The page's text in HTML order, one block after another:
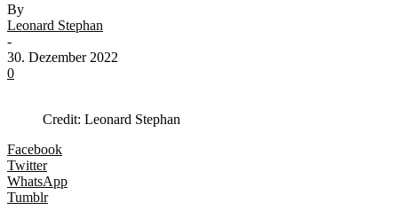
By
Leonard Stephan
-
30. Dezember 2022
0
Credit: Leonard Stephan
Facebook
Twitter
WhatsApp
Tumblr